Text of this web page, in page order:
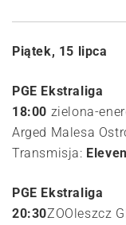
Piątek, 15 lipca
PGE Ekstraliga
18:00 zielona-
Arged Malesa
Transmisja:
PGE Ekstraliga
20:30ZOOleszcz